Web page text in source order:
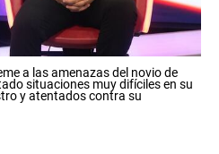
a las amenazas del novio de
situaciones muy difíciles en su
y atentados contra su